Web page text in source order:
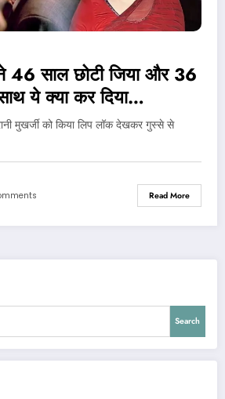
46 साल छोटी जिया और 36
ये क्या कर दिया…
मुखर्जी को किया लिप लॉक देखकर गुस्से से
Read More
Search